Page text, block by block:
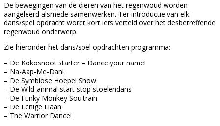
De bewegingen van de dieren van het regenwoud worden
aangeleerd alsmede samenwerken. Ter introductie van elk
dans/spel opdracht wordt kort iets verteld over het desbetreffende
regenwoud onderwerp.
Zie hieronder het dans/spel opdrachten programma:
– De Kokosnoot starter – Dance your name!
– Na-Aap-Me-Dan!
– De Symbiose Hoepel Show
– De Wild-animal start stop stoelendans
– De Funky Monkey Soultrain
– De Lenige Liaan
– The Warrior Dance!